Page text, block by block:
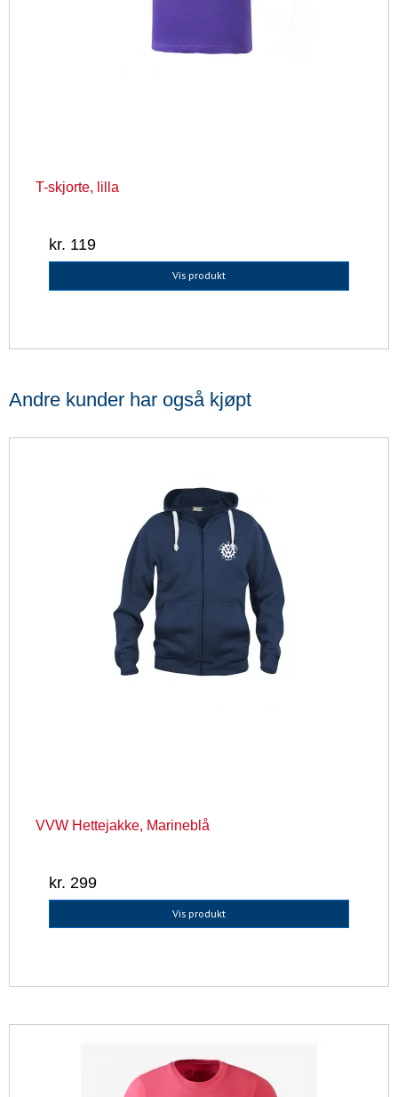
T-skjorte, lilla
kr. 119
Vis produkt
Andre kunder har også kjøpt
VVW Hettejakke, Marineblå
kr. 299
Vis produkt